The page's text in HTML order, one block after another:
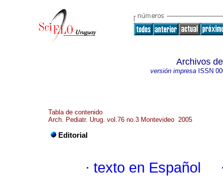
Archivos
versión impresaISSN
Tabla de contenido
Arch. Pediatr. Urug. vol.76 no.3 Montevideo 2005
Editorial
· texto en Español